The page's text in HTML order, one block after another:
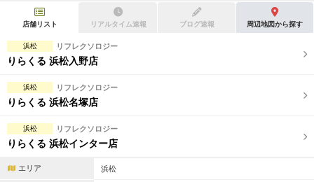
初回割引あり リピーター割引あり
団体割引
2名様歓迎
完全個室
店舗リスト リアルタイム速報 ブログ速報 周辺地図から探す
浜松 リフレクソロジー
りらくる 浜松入野店
浜松 リフレクソロジー
りらくる 浜松名塚店
浜松 リフレクソロジー
りらくる 浜松インター店
エリア 浜松